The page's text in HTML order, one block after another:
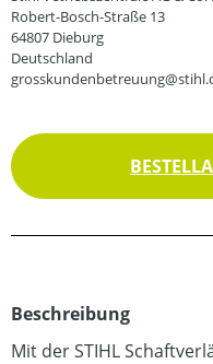
Robert-Bosch-Straße 13
64807 Dieburg
Deutschland
Beschreibung
Mit der STIHL